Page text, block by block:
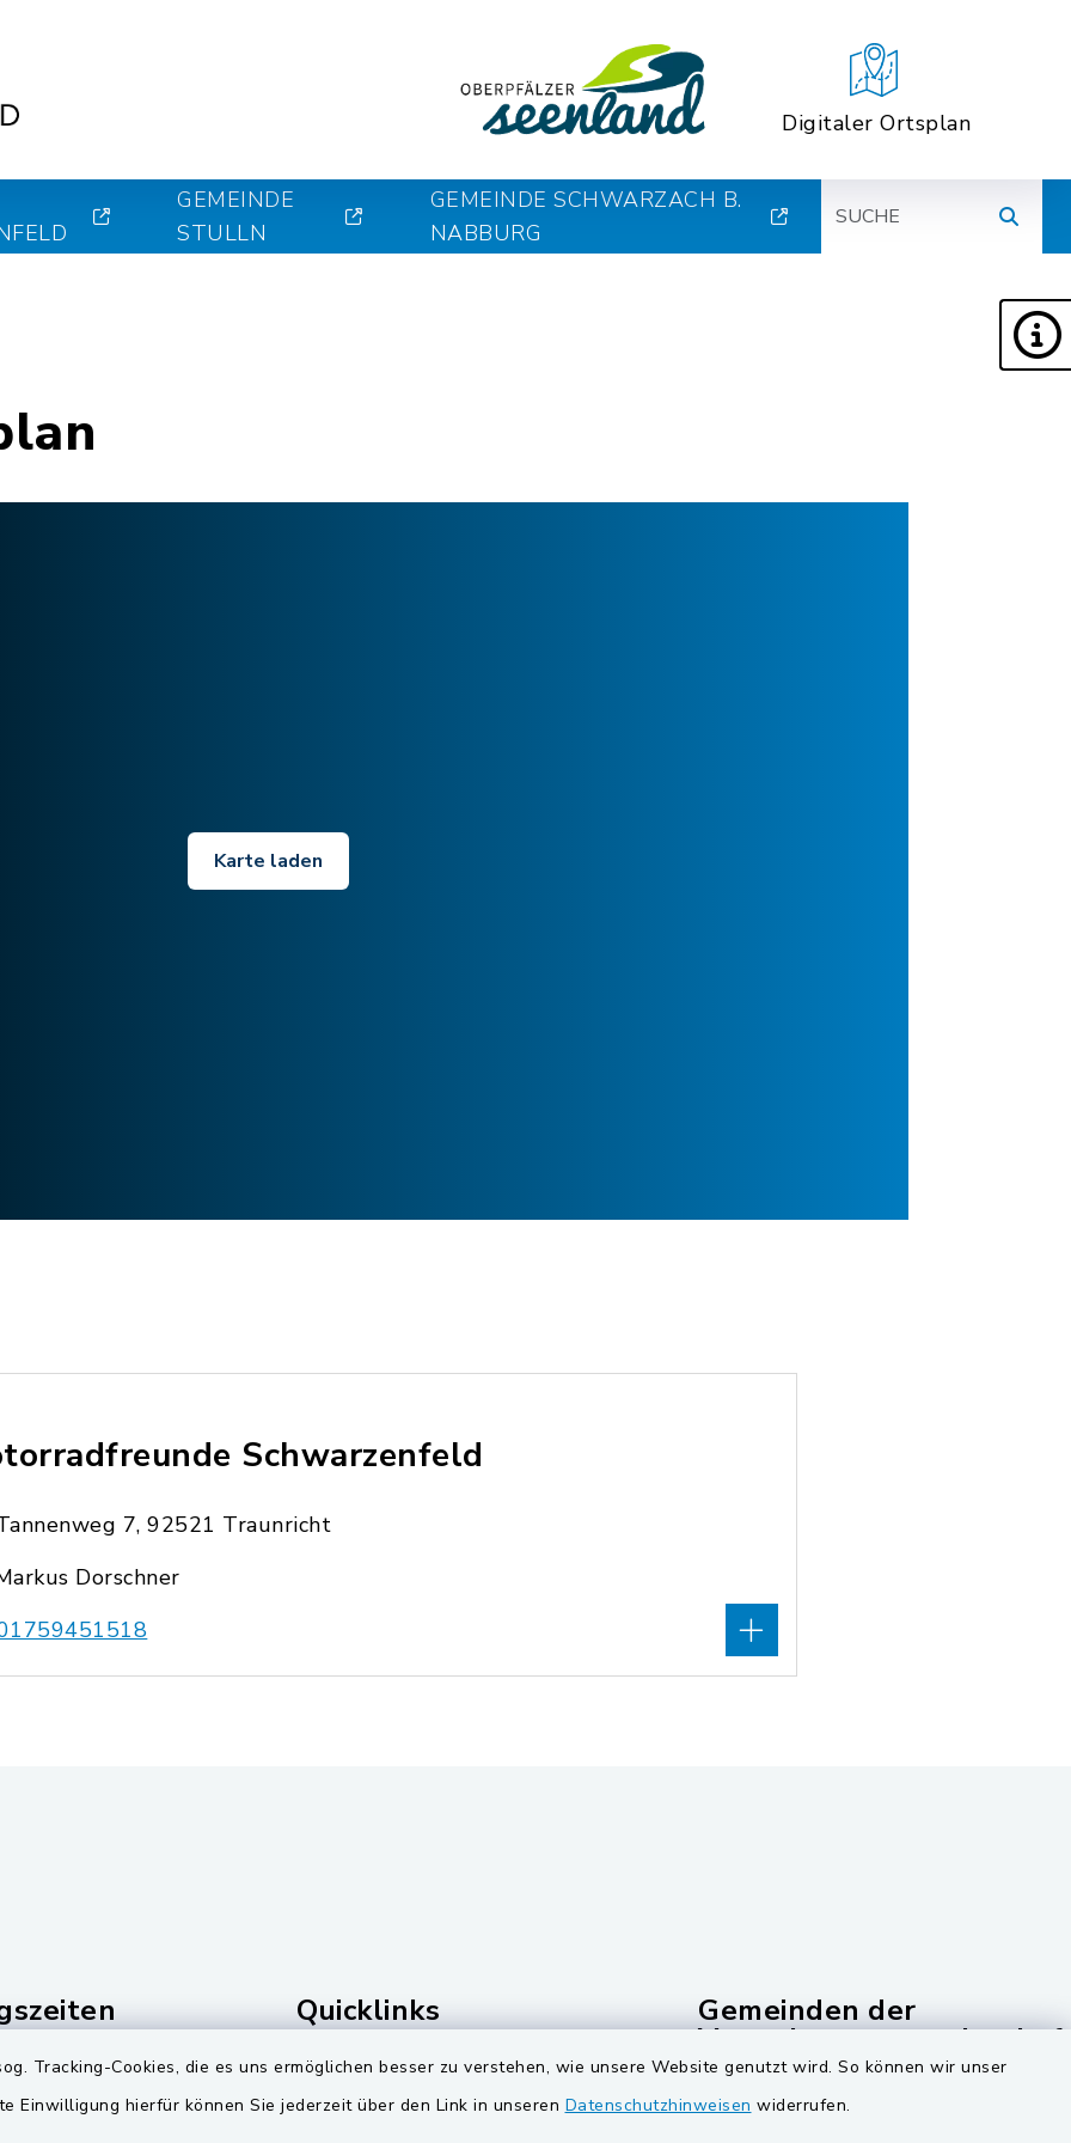
Tracking-Cookies, die es uns ermöglichen besser zu verstehen, wie unsere Website genutzt wird. So können wir unser
Einwilligung hierfür können Sie jederzeit über den Link in unseren Datenschutzhinweisen widerrufen.
Digitaler Ortsplan
GEMEINDE
STULLN
GEMEINDE SCHWARZACH B.
NABBURG
Karte laden
Schwarzenfeld
7, 92521 Traunricht
Dorschner
Uhr
Quicklinks
Landkreis Schwandorf
Zweckverband Pretzbrucker
Gemeinden der
Gemeinde Schwarzach bei Nabburg